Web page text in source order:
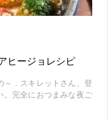
ヒージョレシピ
～ . スキレットさん、登
。完全におつまみな夜ご